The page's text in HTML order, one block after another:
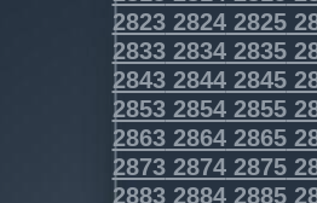
282328242825
283328342835
284328442845
285328542855
286328642865
287328742875
288328842885